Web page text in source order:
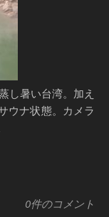
し暑い台湾。加え
ウナ状態。カメラ
0件のコメント